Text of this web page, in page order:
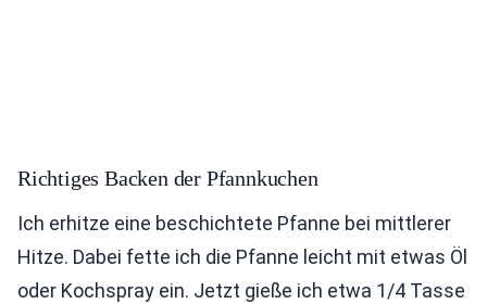
Richtiges Backen der Pfannkuchen
Ich erhitze eine beschichtete Pfanne bei mittlerer
Hitze. Dabei fette ich die Pfanne leicht mit etwas Öl
oder Kochspray ein. Jetzt gieße ich etwa 1/4 Tasse